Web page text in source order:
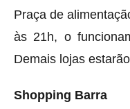
Praça de
às 21h, o
Demais lojas
Shopping Barra